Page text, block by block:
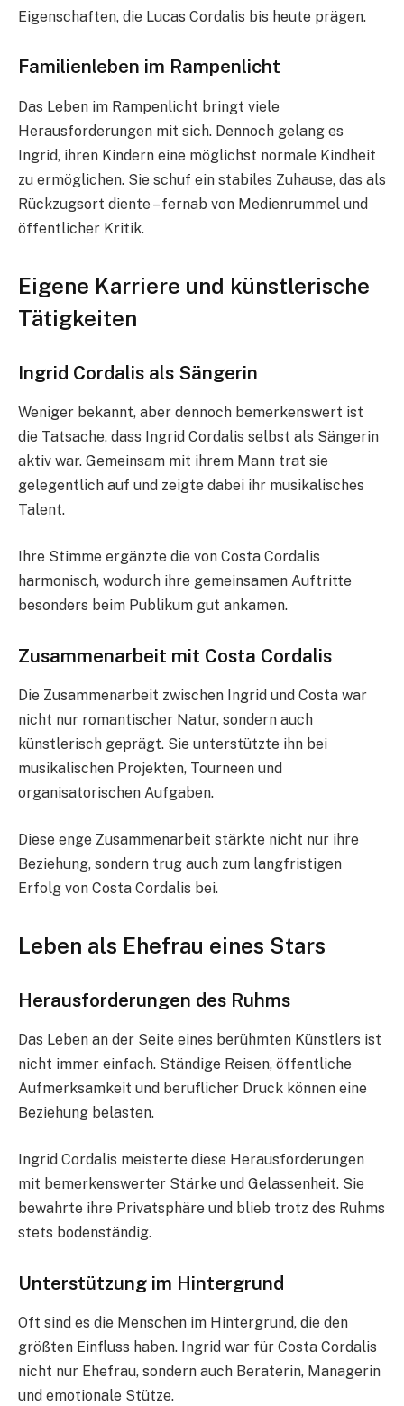
Eigenschaften, die Lucas Cordalis bis heute prägen.
Familienleben im Rampenlicht
Das Leben im Rampenlicht bringt viele
Herausforderungen mit sich. Dennoch gelang es
Ingrid, ihren Kindern eine möglichst normale Kindheit
zu ermöglichen. Sie schuf ein stabiles Zuhause, das als
Rückzugsort diente – fernab von Medienrummel und
öffentlicher Kritik.
Eigene Karriere und künstlerische
Tätigkeiten
Ingrid Cordalis als Sängerin
Weniger bekannt, aber dennoch bemerkenswert ist
die Tatsache, dass Ingrid Cordalis selbst als Sängerin
aktiv war. Gemeinsam mit ihrem Mann trat sie
gelegentlich auf und zeigte dabei ihr musikalisches
Talent.
Ihre Stimme ergänzte die von Costa Cordalis
harmonisch, wodurch ihre gemeinsamen Auftritte
besonders beim Publikum gut ankamen.
Zusammenarbeit mit Costa Cordalis
Die Zusammenarbeit zwischen Ingrid und Costa war
nicht nur romantischer Natur, sondern auch
künstlerisch geprägt. Sie unterstützte ihn bei
musikalischen Projekten, Tourneen und
organisatorischen Aufgaben.
Diese enge Zusammenarbeit stärkte nicht nur ihre
Beziehung, sondern trug auch zum langfristigen
Erfolg von Costa Cordalis bei.
Leben als Ehefrau eines Stars
Herausforderungen des Ruhms
Das Leben an der Seite eines berühmten Künstlers ist
nicht immer einfach. Ständige Reisen, öffentliche
Aufmerksamkeit und beruflicher Druck können eine
Beziehung belasten.
Ingrid Cordalis meisterte diese Herausforderungen
mit bemerkenswerter Stärke und Gelassenheit. Sie
bewahrte ihre Privatsphäre und blieb trotz des Ruhms
stets bodenständig.
Unterstützung im Hintergrund
Oft sind es die Menschen im Hintergrund, die den
größten Einfluss haben. Ingrid war für Costa Cordalis
nicht nur Ehefrau, sondern auch Beraterin, Managerin
und emotionale Stütze.